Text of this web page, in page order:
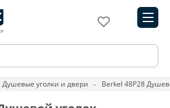
Душевые уголки и двери Berkel 48P28